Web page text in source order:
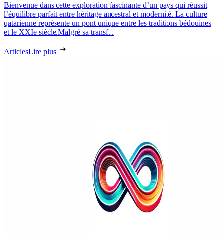
Bienvenue dans cette exploration fascinante d’un pays qui réussit
l’équilibre parfait entre héritage ancestral et modernité. La culture
qatarienne représente un pont unique entre les traditions bédouines
et le XXIe siècle.Malgré sa transf...
ArticlesLire plus